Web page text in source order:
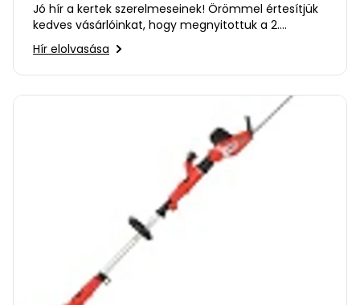
Jó hír a kertek szerelmeseinek! Örömmel értesítjük
kedves vásárlóinkat, hogy megnyitottuk a 2.
márkaboltunkat…
Hír elolvasása